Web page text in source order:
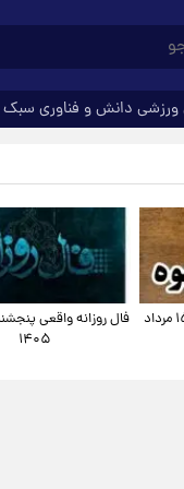
ورزشی دانش و فناوری سبک
فال قهوه روزانه پنجشنبه ۱۵ مرداد
۱۴۰۵